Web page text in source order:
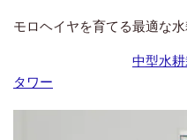
モロヘイヤを育てる最適な
中型水
タワー